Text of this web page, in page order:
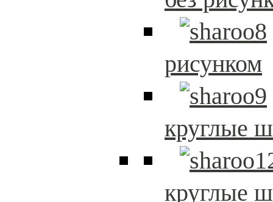
рисунком
круглые
круглые